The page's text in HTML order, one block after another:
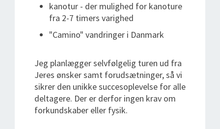
kanotur - der mulighed for kanoture
fra 2-7 timers varighed
"Camino" vandringer i Danmark
Jeg planlægger selvfølgelig turen ud fra
Jeres ønsker samt forudsætninger, så vi
sikrer den unikke succesoplevelse for alle
deltagere. Der er derfor ingen krav om
forkundskaber eller fysik.